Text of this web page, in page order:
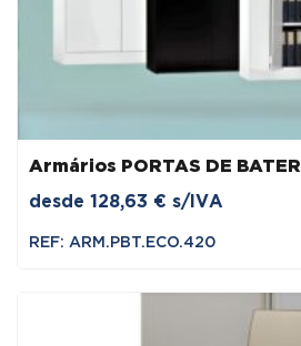
Armários PORTAS DE BATER
desde 128,63 € s/IVA
REF: ARM.PBT.ECO.420